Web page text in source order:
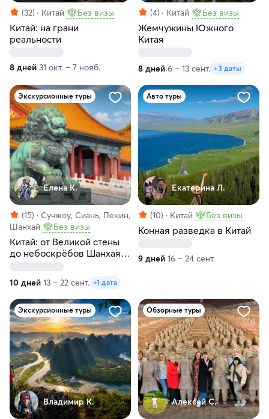
(32) Китай Без визы
Китай: на грани
реальности
8 дней 31 окт. – 7 нояб.
(4) Китай Без визы
Жемчужины Южного
Китая
8 дней 6 – 13 сент. +3 даты
Экскурсионные туры
Елена К.
(15)
Сучжоу, Сиань, Пекин,
Шанхай
Без визы
Китай: от Великой стены
до небоскрёбов Шанхая и
10 дней 13 – 22 сент. +1 дата
Авто туры
Екатерина Л.
(10) Китай Без визы
Конная разведка в Китай
9 дней 16 – 24 сент.
Экскурсионные туры
Владимир К.
Обзорные туры
Алексей С.